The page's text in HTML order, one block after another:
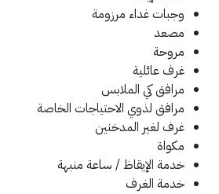
وجبات غداء مرزومة
مصعد
مروحة
غرف عائلية
مرافق كي الملابس
مرافق لذوي الاحتياجات الخاصة
غرف لغير المدخنين
مكواة
خدمة الإيقاظ / ساعة منبهة
خدمة الغرف